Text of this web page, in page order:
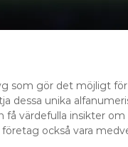
som gör det möjligt
dessa unika
få värdefulla insikter
också vara